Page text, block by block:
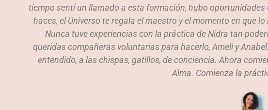
tiempo sentí un llamado a esta formación, hubo
haces, el Universo te regala el maestro y el momento en que
Nunca tuve experiencias con la práctica de Nidra tan
queridas compañeras voluntarias para hacerlo, Ameli y
entendido, a las chispas, gatillos, de conciencia. Ahora
Alma. Comienza la